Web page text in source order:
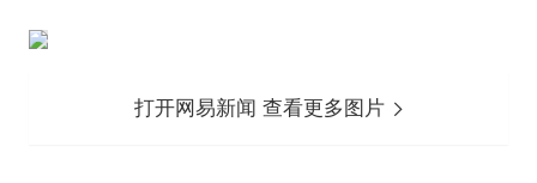
打开网易新闻 查看更多图片